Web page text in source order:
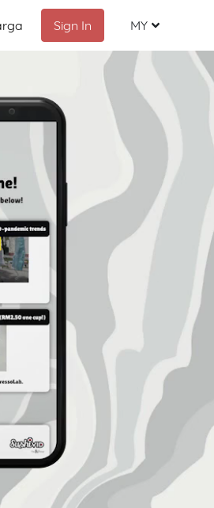
Sign In MY
Malay
English
Chinese
Indonesia
Russian